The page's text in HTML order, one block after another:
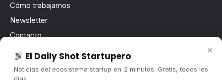
Cómo trabajamos
Newsletter
Contacto
Publicidad
Convocatorias
×
El Daily Shot Startupero
Noticias del ecosistema startup en 2 minutos. Gratis, todos los